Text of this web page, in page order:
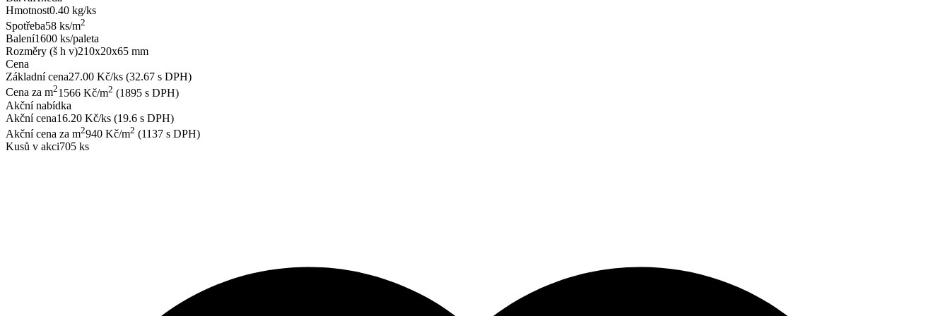
Hmotnost0.40 kg/ks
Spotřeba58 ks/m2
Balení1600 ks/paleta
Rozměry (š h v)210x20x65 mm
Cena
Základní cena27.00 Kč/ks (32.67 s DPH)
Cena za m21566 Kč/m2 (1895 s DPH)
Akční nabídka
Akční cena16.20 Kč/ks (19.6 s DPH)
Akční cena za m2940 Kč/m2 (1137 s DPH)
Kusů v akci705 ks